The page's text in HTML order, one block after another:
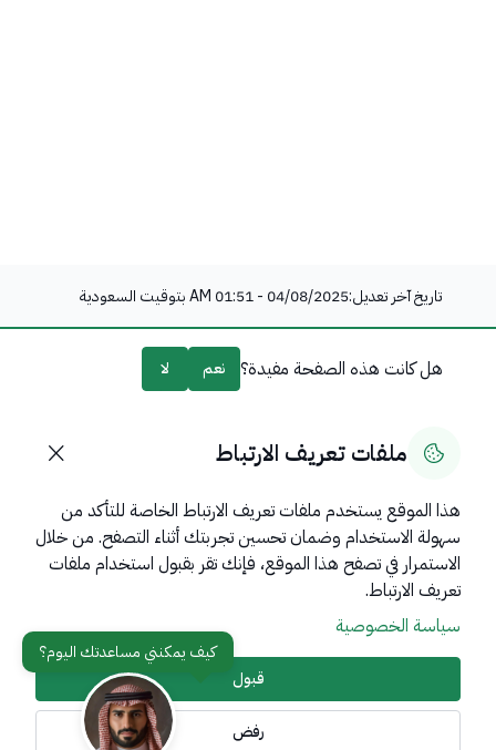
تاريخ آخر تعديل:04/08/2025 - 01:51 AM بتوقيت السعودية
هل كانت هذه الصفحة مفيدة؟ نعم لا
روابط مهمة
عن المملكة
عن الوزارة
ملفات تعريف الارتباط
هذا الموقع يستخدم ملفات تعريف الارتباط الخاصة للتأكد من
سهولة الاستخدام وضمان تحسين تجربتك أثناء التصفح. من خلال
الاستمرار في تصفح هذا الموقع، فإنك تقر بقبول استخدام ملفات
تعريف الارتباط.
سياسة الخصوصية
قبول
رفض